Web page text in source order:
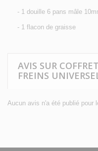
- 1 douille 6 pans mâle
- 1 flacon de graisse
AVIS SUR
FREINS
Aucun avis n'a été publié pour